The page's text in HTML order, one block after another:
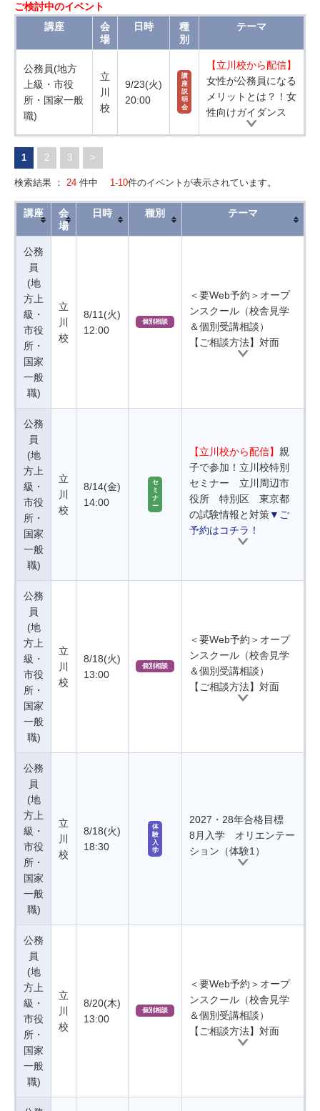
ご検討中のイベント
講座
会
場
日時
種
別
テーマ
公務員(地方
上級・市役
所・国家一般
職)
立
川
校
9/23(火)
20:00
講
座
説
明
会
【立川校から配信】
女性が公務員になる
メリットとは？！女
性向けガイダンス
1 2 3 >
検索結果 ： 24 件中 1-10件のイベントが表示されています。
講座
会
場
日時 種別 テーマ
公務
員
(地
方上
級・
市役
所・
国家
一般
職)
立
川
校
8/11(火)
12:00
個別相談
＜要Web予約＞オープ
ンスクール（校舎見学
＆個別受講相談）
【ご相談方法】対面
公務
員
(地
方上
級・
市役
所・
国家
一般
職)
立
川
校
8/14(金)
14:00
セ
ミ
ナ
ー
【立川校から配信】 親
子で参加！立川校特別
セミナー 立川周辺市
役所 特別区 東京都
の試験情報と対策▼ご
予約はコチラ！
公務
員
(地
方上
級・
市役
所・
国家
一般
職)
立
川
校
8/18(火)
13:00
個別相談
＜要Web予約＞オープ
ンスクール（校舎見学
＆個別受講相談）
【ご相談方法】対面
公務
員
(地
方上
級・
市役
所・
国家
一般
職)
立
川
校
8/18(火)
18:30
体
験
入
学
2027・28年合格目標
8月入学 オリエンテー
ション（体験1）
公務
員
(地
方上
級・
市役
所・
国家
一般
職)
立
川
校
8/20(木)
13:00
個別相談
＜要Web予約＞オープ
ンスクール（校舎見学
＆個別受講相談）
【ご相談方法】対面